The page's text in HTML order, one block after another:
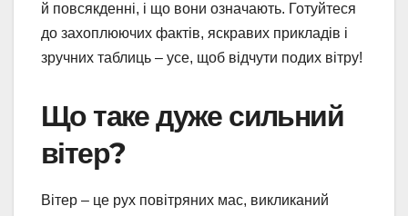
й повсякденні, і що вони означають. Готуйтеся
до захоплюючих фактів, яскравих прикладів і
зручних таблиць – усе, щоб відчути подих вітру!
Що таке дуже сильний
вітер?
Вітер – це рух повітряних мас, викликаний